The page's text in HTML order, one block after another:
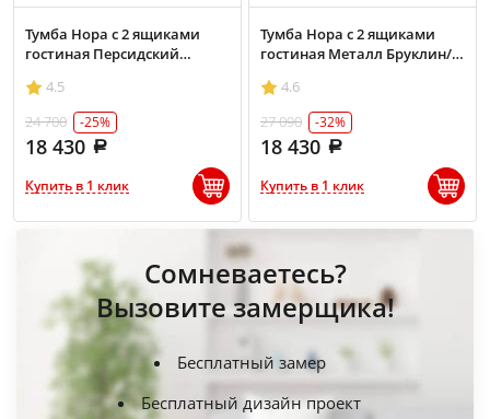
Тумба Нора с 2 ящиками
гостиная Персидский
4.5
24 700
-25%
18 430
Купить в 1 клик
Тумба Нора с 2 ящиками
гостиная Металл Бруклин/
4.6
27 090
-32%
18 430
Купить в 1 клик
Сомневаетесь?
Вызовите замерщика!
Бесплатный замер
Бесплатный дизайн проект